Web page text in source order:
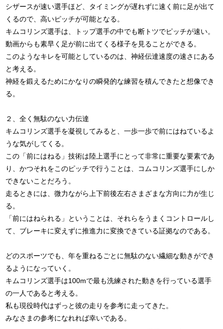
シザースが速い選手ほど、タイミングが遅れずに速く前に足が出て
くるので、高いピッチが可能となる。
キムコリンズ選手は、トップ選手の中でも断トツでピッチが速い。
動画からも素早く足が前に出てくる様子を見ることができる。
このようなキレを可能としているのは、神経伝達速度の速さにある
と考える。
神経を鍛えるためにかなりの瞬発的な練習を積んできたと想像でき
る。
２、全く無駄のない力伝達
キムコリンズ選手を凝視してみると、一歩一歩で前にはねているよ
うな気がしてくる。
この「前にはねる」技術は陸上選手にとって非常に重要な要素であ
り、かつそれをこのピッチで行うことは、コムコリンズ選手にしか
できないことだろう。
走るときには、微力ながら上下前後左右さまざまな方向に力が生じ
る。
「前にはねられる」ということは、それらをうまくコントロールし
て、ブレーキに変えずに推進力に変換できている証拠なのである。
どのスポーツでも、年を重ねるごとに無駄のない繊細な動きができ
るようになっていく。
キムコリンズ選手は100mで最も洗練された動きを行っている選手
の一人であると考える。
私も現役時代はずっと彼の走りを参考に走ってきた。
みなさまの参考になれれば幸いである。